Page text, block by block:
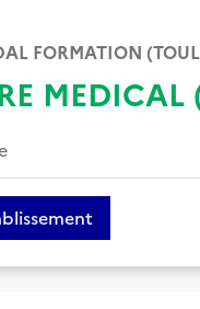
FORMATION